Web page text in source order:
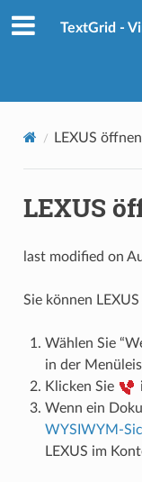
TextGrid -
LEXUS öffnen
LEXUS
last modified on
Sie können
Wählen Sie
in der
Klicken Sie
Wenn ein
WYSIWYM-
LEXUS im